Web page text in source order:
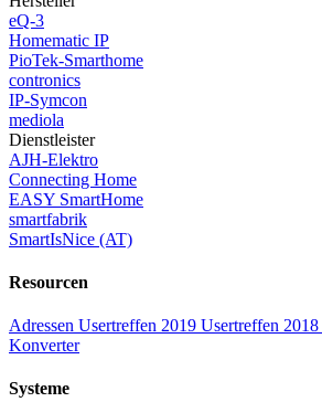
eQ-3
Homematic IP
PioTek-Smarthome
contronics
IP-Symcon
mediola
Dienstleister
AJH-Elektro
Connecting Home
EASY SmartHome
smartfabrik
SmartIsNice (AT)
Resourcen
Adressen Usertreffen 2019 Usertreffen 2018
Konverter
Systeme